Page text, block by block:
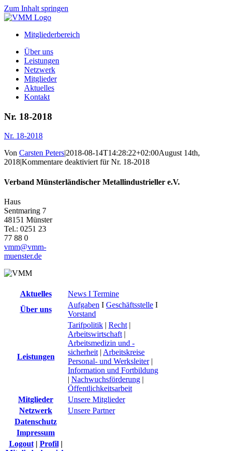
Zum Inhalt springen
Mitgliederbereich
Über uns
Leistungen
Netzwerk
Mitglieder
Aktuelles
Kontakt
Nr. 18-2018
Nr. 18-2018
Von Carsten Peters|2018-08-14T14:28:22+02:00August 14th,
2018|Kommentare deaktiviertfür Nr. 18-2018
Verband Münsterländischer Metallindustrieller e.V.
Haus
Sentmaring 7
48151 Münster
Tel.: 0251 23
77 88 0
vmm@vmm-
muenster.de
Aktuelles
News I Termine
Über uns
Aufgaben I Geschäftsstelle I
Vorstand
Leistungen
Tarifpolitik | Recht |
Arbeitswirtschaft |
Arbeitsmedizin und -
sicherheit | Arbeitskreise
Personal- und Werksleiter|
Information und Fortbildung
| Nachwuchsförderung |
Öffentlichkeitsarbeit
Mitglieder
Unsere Mitglieder
Netzwerk
Unsere Partner
Datenschutz
Impressum
Logout| Profil|